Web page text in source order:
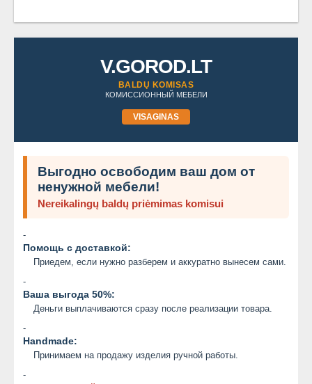
V.GOROD.LT
BALDŲ KOMISAS
КОМИССИОННЫЙ МЕБЕЛИ
VISAGINAS
Выгодно освободим ваш дом от
ненужной мебели!
Nereikalingų baldų priėmimas komisui
-
Помощь с доставкой:
Приедем, если нужно разберем и аккуратно вынесем сами.
-
Ваша выгода 50%:
Деньги выплачиваются сразу после реализации товара.
-
Handmade:
Принимаем на продажу изделия ручной работы.
-